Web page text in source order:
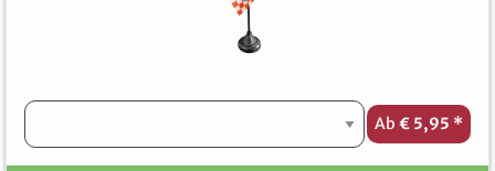
Ab € 5,95 *